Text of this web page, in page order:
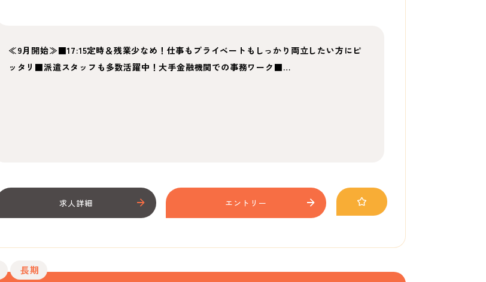
≪9月開始≫■17:15定時＆残業少なめ！仕事もプライベートもしっかり両立したい方にピ
ッタリ■派遣スタッフも多数活躍中！大手金融機関での事務ワーク■…
求人詳細 エントリー
長期